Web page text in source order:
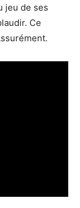
jeu de ses
Ce